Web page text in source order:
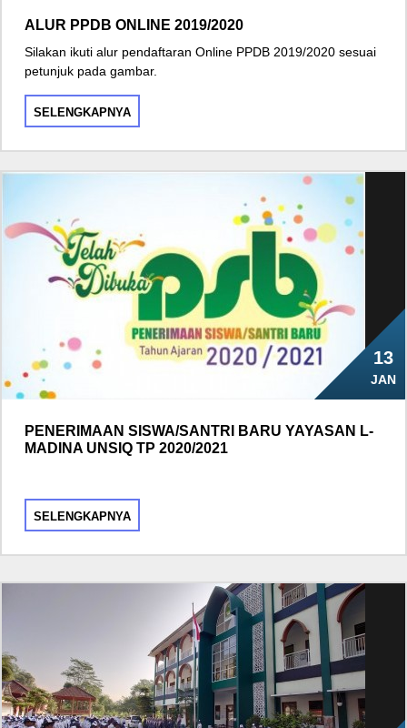
ALUR PPDB ONLINE 2019/2020
Silakan ikuti alur pendaftaran Online PPDB 2019/2020 sesuai
petunjuk pada gambar.
SELENGKAPNYA
13
JAN
PENERIMAAN SISWA/SANTRI BARU YAYASAN L-
MADINA UNSIQ TP 2020/2021
SELENGKAPNYA